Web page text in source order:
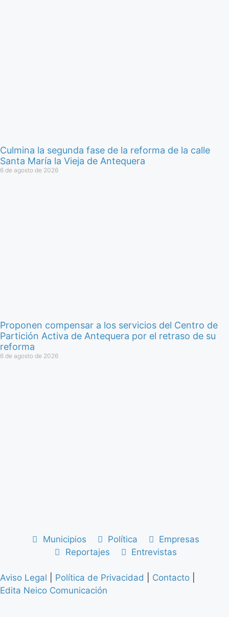
Culmina la segunda fase de la reforma de la calle
Santa María la Vieja de Antequera
6 de agosto de 2026
Proponen compensar a los servicios del Centro de
Partición Activa de Antequera por el retraso de su
reforma
6 de agosto de 2026
Municipios Política
Empresas
Reportajes
Entrevistas
Aviso Legal Política de Privacidad Contacto
Edita Neico Comunicación